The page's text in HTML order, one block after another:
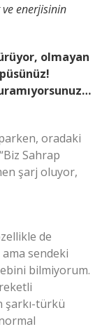
ve enerjisinin
olmayan
oradaki
Sahrap
şarj oluyor,
de
sendeki
bilmiyorum.
şarkı-türkü